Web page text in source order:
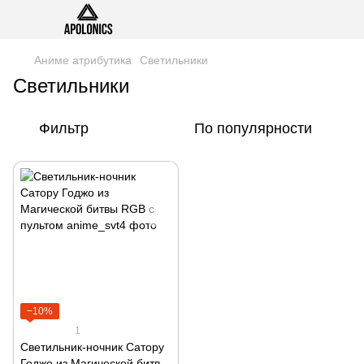
Аниме атрибутика Светильники
Светильники
Фильтр По популярности
−10%
1
Светильник-ночник Сатору